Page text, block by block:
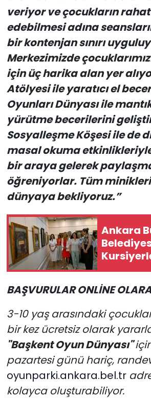
veriyor ve çocukların
edebilmesi adına
bir kontenjan sınırı
Merkezimizde
için üç harika alan yer
Atölyesi ile yaratıcı el
Oyunları Dünyası ile
yürütme becerilerini
Sosyalleşme Köşesi ile de
masal okuma
bir araya gelerek
öğreniyorlar. Tüm
dünyaya bekliyoruz.”
Ankara
Göz Nuru
Bekliyor
BAŞVURULAR ONLİNE
3-10 yaş arasındaki
bir kez ücretsiz olarak
"Başkent Oyun Dünyası"
pazartesi günü hariç,
oyunparki.ankara.bel.tr
kolayca oluşturabiliyor.